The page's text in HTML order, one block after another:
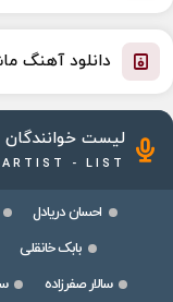
دانلود آهنگ
لیست خوانندگان
ARTIST - LIST
احسان دریادل
بابک خانقلی
سالار صفرزاده